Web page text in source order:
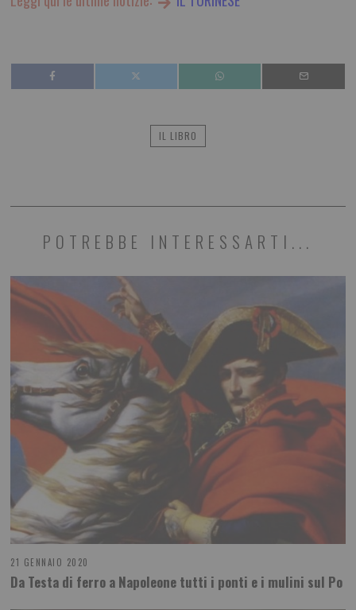
IL LIBRO
POTREBBE INTERESSARTI...
21 GENNAIO 2020
Da Testa di ferro a Napoleone tutti i ponti e i mulini sul Po